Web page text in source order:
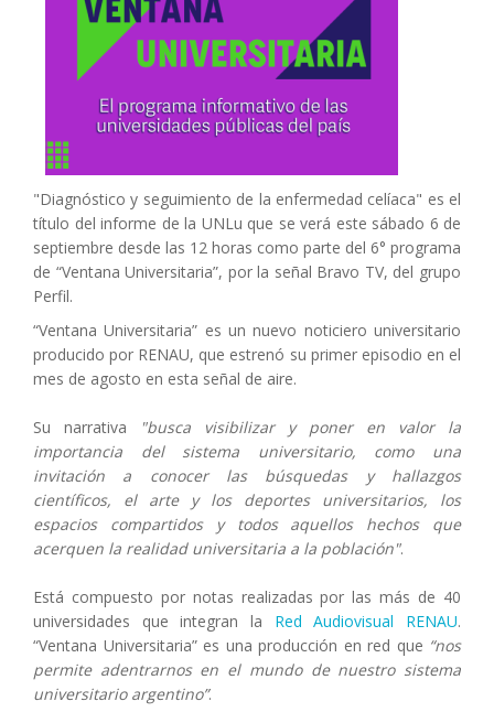
"Diagnóstico y seguimiento de la enfermedad celíaca" es el
título del informe de la UNLu que se verá este sábado 6 de
septiembre desde las 12 horas como parte del 6° programa
de “Ventana Universitaria”, por la señal Bravo TV, del grupo
Perfil.
“Ventana Universitaria” es un nuevo noticiero universitario
producido por RENAU, que estrenó su primer episodio en el
mes de agosto en esta señal de aire.
Su narrativa
"busca visibilizar y poner en valor la
importancia del sistema universitario, como una
invitación a conocer las búsquedas y hallazgos
científicos, el arte y los deportes universitarios, los
espacios compartidos y todos aquellos hechos que
acerquen la realidad universitaria a la población".
Está compuesto por notas realizadas por las más de 40
universidades que integran la Red Audiovisual RENAU.
“Ventana Universitaria” es una producción en red que “nos
permite adentrarnos en el mundo de nuestro sistema
universitario argentino”.